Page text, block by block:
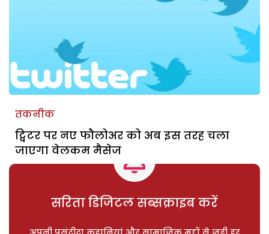
तकनीक
ट्विटर पर नए फौलोअर को अब इस तरह चला
जाएगा वेलकम मैसेज
सरिता डिजिटल सब्सक्राइब करें